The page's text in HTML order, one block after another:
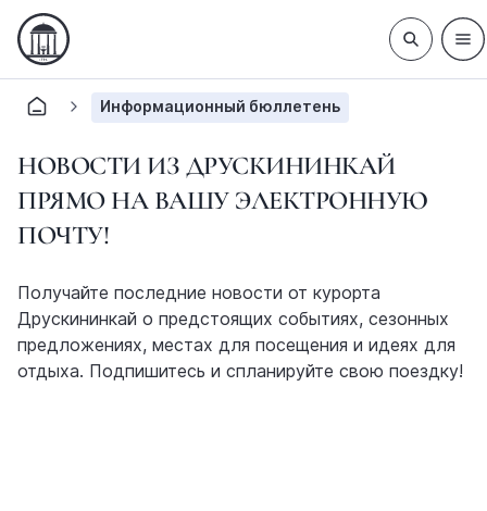
Информационный бюллетень
НОВОСТИ ИЗ ДРУСКИНИНКАЙ
ПРЯМО НА ВАШУ ЭЛЕКТРОННУЮ
ПОЧТУ!
Получайте последние новости от курорта
Друскининкай о предстоящих событиях, сезонных
предложениях, местах для посещения и идеях для
отдыха. Подпишитесь и спланируйте свою поездку!